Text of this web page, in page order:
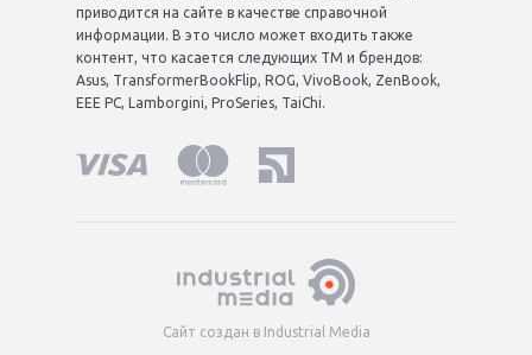
приводится на сайте в качестве справочной
информации. В это число может входить также
контент, что касается следующих ТМ и брендов:
Asus, TransformerBookFlip, ROG, VivoBook, ZenBook,
EEE PC, Lamborgini, ProSeries, TaiChi.
Сайт создан в Industrial Media